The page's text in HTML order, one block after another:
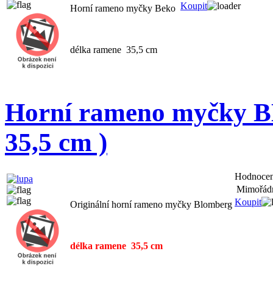
Horní rameno myčky Beko
délka ramene 35,5 cm
Koupit
Horní rameno myčky
35,5 cm )
Originální horní rameno myčky Blomberg
délka ramene 35,5 cm
Koupit